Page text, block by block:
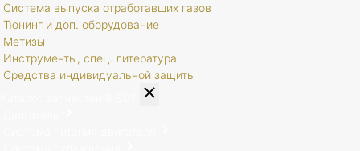
Система выпуска отработавших газов
Тюнинг и доп. оборудование
Метизы
Инструменты, спец. литература
Средства индивидуальной защиты